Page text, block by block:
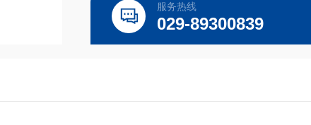
服务热线
029-89300839